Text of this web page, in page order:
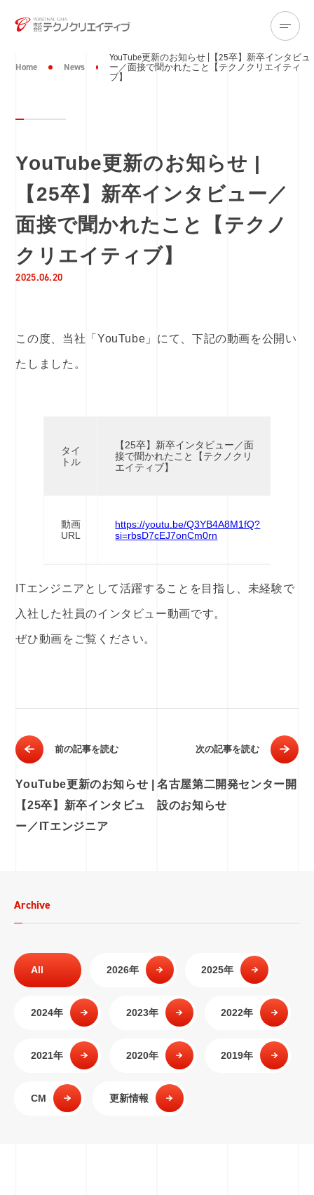
Home News
YouTube更新のお知らせ |【25卒】新卒インタビュ
ー／面接で聞かれたこと【テクノクリエイティ
ブ】
YouTube更新のお知らせ |
【25卒】新卒インタビュー／
面接で聞かれたこと【テクノ
クリエイティブ】
2025.06.20
この度、当社「YouTube」にて、下記の動画を公開い
たしました。
タイ
トル
【25卒】新卒インタビュー／面
接で聞かれたこと【テクノクリ
エイティブ】
動画
URL
https://youtu.be/Q3YB4A8M1fQ?
si=rbsD7cEJ7onCm0rn
ITエンジニアとして活躍することを目指し、未経験で
入社した社員のインタビュー動画です。
ぜひ動画をご覧ください。
前の記事を読む
YouTube更新のお知らせ |
【25卒】新卒インタビュ
ー／ITエンジニア
次の記事を読む
名古屋第二開発センター開
設のお知らせ
Archive
All 2026年 2025年
2024年 2023年 2022年
2021年 2020年 2019年
CM 更新情報